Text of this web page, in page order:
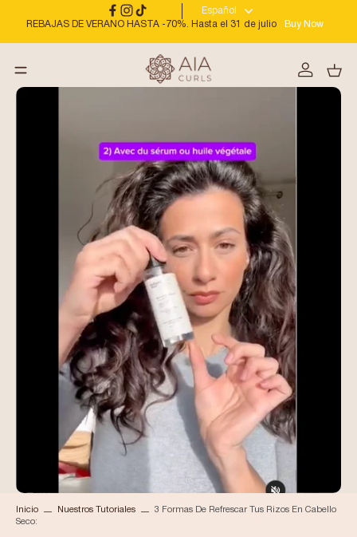
REBAJAS DE VERANO HASTA -70%. Hasta el 31 de julio Buy Now
Español
Inicio Nuestros Tutoriales
3 Formas De Refrescar Tus Rizos En Cabello
Seco: